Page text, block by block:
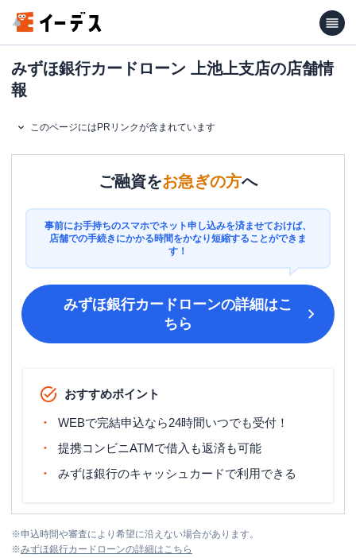
みずほ銀行カードローン 上池上支店の店舗情
報
このページにはPRリンクが含まれています
ご融資をお急ぎの方へ
事前にお手持ちのスマホでネット申し込みを済ませておけば、
店舗での手続きにかかる時間をかなり短縮することができま
す！
みずほ銀行カードローンの詳細はこ
ちら
おすすめポイント
WEBで完結申込なら24時間いつでも受付！
提携コンビニATMで借入も返済も可能
みずほ銀行のキャッシュカードで利用できる
※申込時間や審査により希望に沿えない場合があります。
※みずほ銀行カードローンの詳細はこちら